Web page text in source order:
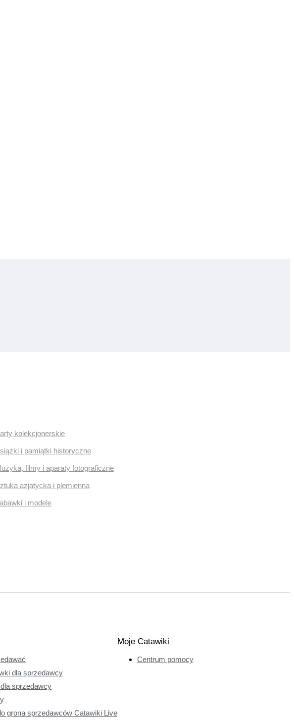
kolekcjonerskie
i pamiątki historyczne
filmy i aparaty fotograficzne
azjatycka i plemienna
i modele
dla sprzedawcy
sprzedawcy
grona sprzedawców Catawiki Live
Moje Catawiki
Centrum pomocy